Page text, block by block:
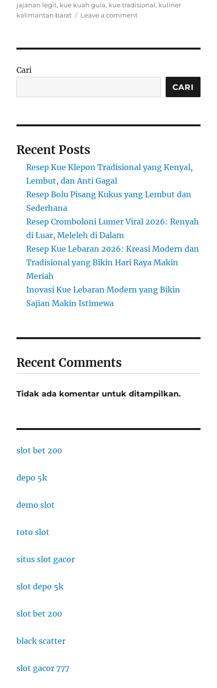
on
jajanan legit, kue kuah gula, kue tradisional, kuliner
kalimantan barat
Leave a commenton
Legitnya
Kuah
Memikat
Cari
CARI
Recent Posts
Resep Kue Klepon Tradisional yang Kenyal,
Lembut, dan Anti Gagal
Resep Bolu Pisang Kukus yang Lembut dan
Sederhana
Resep Cromboloni Lumer Viral 2026: Renyah
di Luar, Meleleh di Dalam
Resep Kue Lebaran 2026: Kreasi Modern dan
Tradisional yang Bikin Hari Raya Makin
Meriah
Inovasi Kue Lebaran Modern yang Bikin
Sajian Makin Istimewa
Recent Comments
Tidak ada komentar untuk ditampilkan.
slot bet 200
depo 5k
demo slot
toto slot
situs slot gacor
slot depo 5k
slot bet 200
black scatter
slot gacor 777